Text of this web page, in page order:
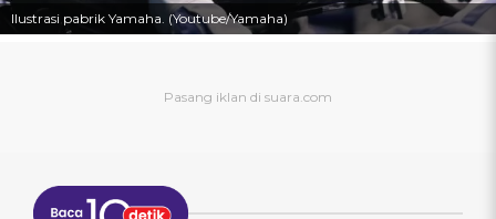
Ilustrasi pabrik Yamaha. (Youtube/Yamaha)